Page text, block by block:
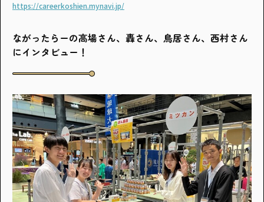
アンケートに
イベントに参加しよう！
・マイナビティーンズについて
・利用規約
https://careerkoshien.mynavi.jp/
ながったらーの高場さん、轟さん、鳥居さん、西村さん
にインタビュー！